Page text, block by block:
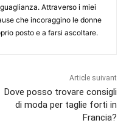
Attraverso i miei
che incoraggino le donne
posto e a farsi ascoltare.
Article suivant
Dove posso trovare consigli
di moda per taglie forti in
Francia?